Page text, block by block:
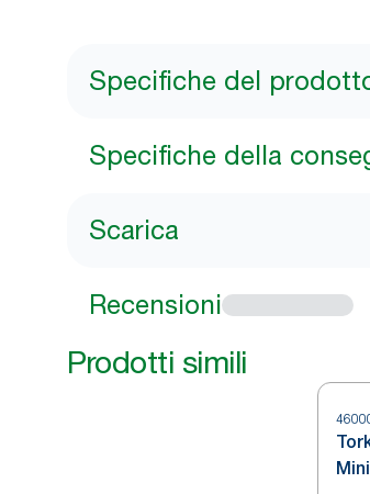
Specifiche del
Specifiche della
Scarica
Recensioni
Prodotti simili